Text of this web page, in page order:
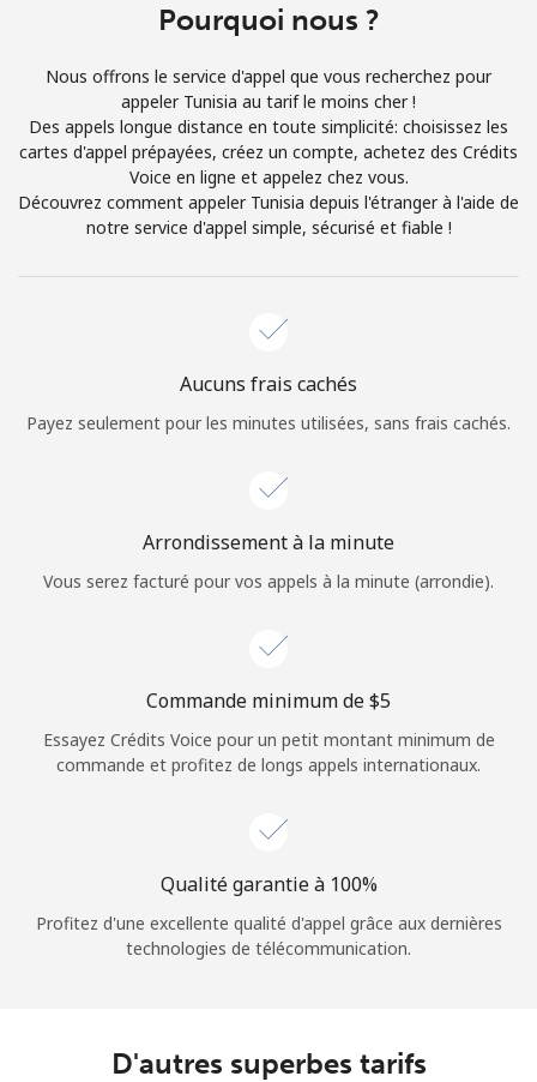
S'inscrire
Bonjour!
Identifiez-vous ouINSCRIVEZ-VOUS →
Rappel du mot de passe →
Login
Pourquoi nous ?
Nous offrons le service d'appel que vous recherchez pour
appeler Tunisia au tarif le moins cher !
Des appels longue distance en toute simplicité: choisissez les
cartes d'appel prépayées, créez un compte, achetez des Crédits
Voice en ligne et appelez chez vous.
Découvrez comment appeler Tunisia depuis l'étranger à l'aide de
notre service d'appel simple, sécurisé et fiable !
Aucuns frais cachés
Payez seulement pour les minutes utilisées, sans frais cachés.
Arrondissement à la minute
Vous serez facturé pour vos appels à la minute (arrondie).
Commande minimum de ⁦$5⁩
Essayez Crédits Voice pour un petit montant minimum de
commande et profitez de longs appels internationaux.
Qualité garantie à 100%
Profitez d'une excellente qualité d'appel grâce aux dernières
technologies de télécommunication.
D'autres superbes tarifs